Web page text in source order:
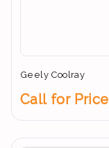
Geely Coolray
Call for Price